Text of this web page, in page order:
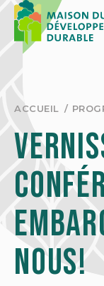
Skip
content
ACCUEIL
nous!